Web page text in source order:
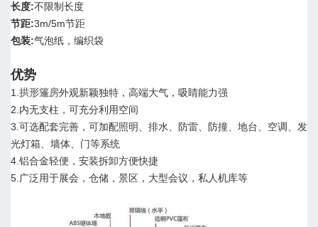
长度:不限制长度
节距:3m/5m节距
包装:气泡纸，编织袋
优势
1.拱形篷房外观新颖独特，高端大气，吸睛能力强
2.内无支柱，可充分利用空间
3.可选配套完善，可加配照明、排水、防雷、防撞、地台、空调、发
光灯箱、墙体、门等系统
4.铝合金轻便，安装拆卸方便快捷
5.广泛用于展会，仓储，景区，大型会议，私人机库等